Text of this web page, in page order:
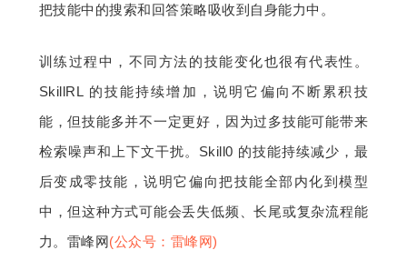
把技能中的搜索和回答策略吸收到自身能力中。
训练过程中，不同方法的技能变化也很有代表性。
SkillRL 的技能持续增加，说明它偏向不断累积技
能，但技能多并不一定更好，因为过多技能可能带来
检索噪声和上下文干扰。Skill0 的技能持续减少，最
后变成零技能，说明它偏向把技能全部内化到模型
中，但这种方式可能会丢失低频、长尾或复杂流程能
力。雷峰网(公众号：雷峰网)